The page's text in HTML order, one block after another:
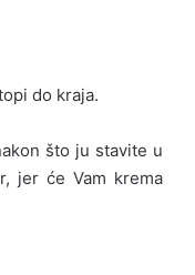
do kraja.
što ju stavite u
jer će Vam krema